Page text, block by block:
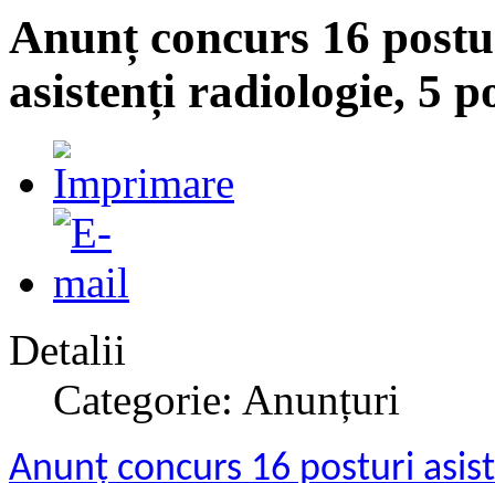
Anunț concurs 16
asistenți radiologie, 5
Detalii
Categorie: Anunțuri
Anunț concurs 16 posturi